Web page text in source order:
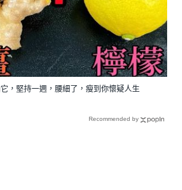
，堅持一週，腰細了，瘦到你懷疑人生
Recommended by